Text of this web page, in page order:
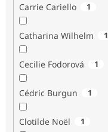
Carrie Cariello 1
Catharina Wilhelm 1
Cecilie Fodorová 1
Cédric Burgun 1
Clotilde Noël 1